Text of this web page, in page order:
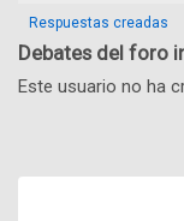
Respuestas creadas
Debates del foro
Este usuario no ha